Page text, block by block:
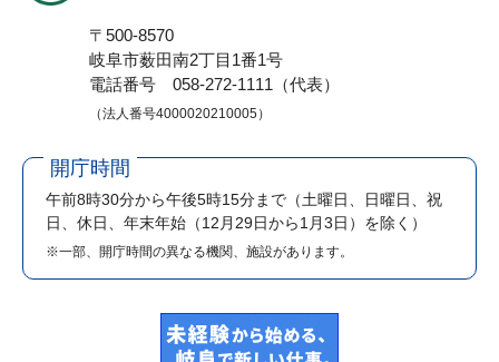
〒500-8570
岐阜市薮田南2丁目1番1号
電話番号 058-272-1111（代表）
（法人番号4000020210005）
開庁時間
午前8時30分から午後5時15分まで （土曜日、日曜日、祝
日、休日、年末年始（12月29日から1月3日）を除く）
※一部、開庁時間の異なる機関、施設があります。